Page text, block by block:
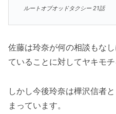
ルートオブオッドタクシー 21話
佐藤は玲奈が何の相談もな
ていることに対してヤキモチ
しかし今後玲奈は樺沢信者
まっています。